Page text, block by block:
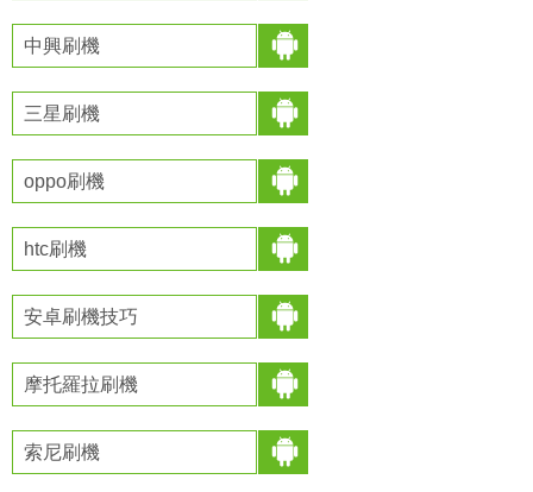
中興刷機
三星刷機
oppo刷機
htc刷機
安卓刷機技巧
摩托羅拉刷機
索尼刷機